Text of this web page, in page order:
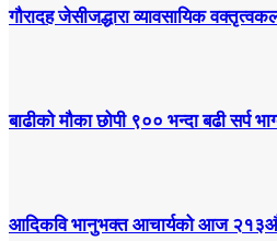
गौरादह जेसीजद्धारा व्यावसायिक
बाढीको मौका छोपी ९०० भन्दा बढी सर्प
आदिकवि भानुभक्त आचार्यको आज